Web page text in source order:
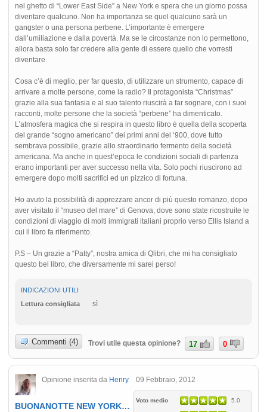
nel ghetto di “Lower East Side” a New York e spera che un giorno possa
diventare qualcuno. Non ha importanza se quel qualcuno sarà un
gangster o una persona perbene. L’importante è emergere
dall’umiliazione e dalla povertà. Ma se le circostanze non lo permettono,
allora basta solo far credere alla gente di essere quello che vorresti
diventare.
Cosa c’è di meglio, per far questo, di utilizzare un strumento, capace di
arrivare a molte persone, come la radio? Il protagonista “Christmas”
grazie alla sua fantasia e al suo talento riuscirà a far sognare, con i suoi
racconti, molte persone che la società “perbene” ha dimenticato.
L’atmosfera magica che si respira in questo libro è quella della scoperta
del grande “sogno americano” dei primi anni del ‘900, dove tutto
sembrava possibile, grazie allo straordinario fermento della società
americana. Ma anche in quest’epoca le condizioni sociali di partenza
erano importanti per aver successo nella vita. Solo pochi riuscirono ad
emergere dopo molti sacrifici ed un pizzico di fortuna.
Ho avuto la possibilità di apprezzare ancor di più questo romanzo, dopo
aver visitato il “museo del mare” di Genova, dove sono state ricostruite le
condizioni di viaggio di molti immigrati italiani proprio verso Ellis Island a
cui il libro fa riferimento.
P.S – Un grazie a “Patty”, nostra amica di Qlibri, che mi ha consigliato
questo bel libro, che diversamente mi sarei perso!
INDICAZIONI UTILI
Lettura consigliata
sì
Commenti (4) Trovi utile questa opinione? 17 0
Opinione inserita da Henry 09 Febbraio, 2012
Voto medio 5.0
BUONANOTTE NEW YORK…